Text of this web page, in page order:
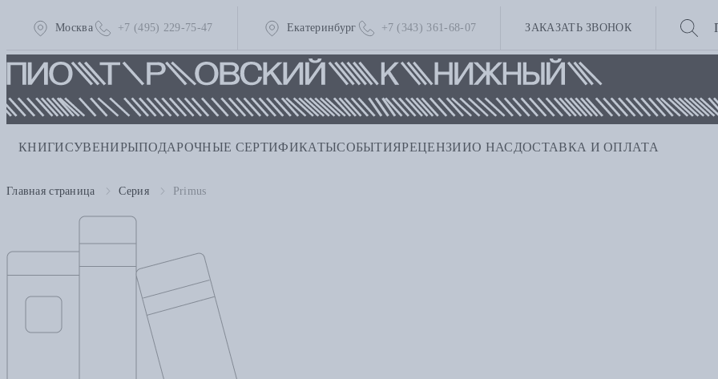
Москва +7 (495) 229-75-47 Екатеринбург +7 (343) 361-68-07 ЗАКАЗАТЬ ЗВОНОК
КНИГИСУВЕНИРЫПОДАРОЧНЫЕ СЕРТИФИКАТЫСОБЫТИЯРЕЦЕНЗИИО НАС ДОСТАВКА И ОПЛАТА
Главная страница Серия Primus